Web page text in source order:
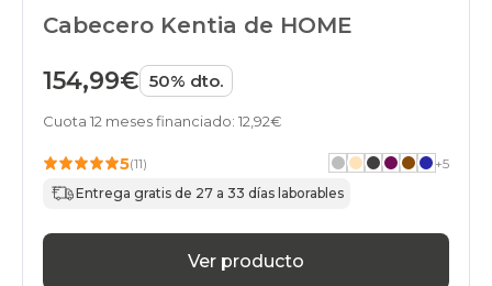
Cabecero Kentia de HOME
154,99€ 50% dto.
Cuota 12 meses financiado: 12,92€
5(11) +5
Entrega gratis de 27 a 33 días laborables
Ver producto